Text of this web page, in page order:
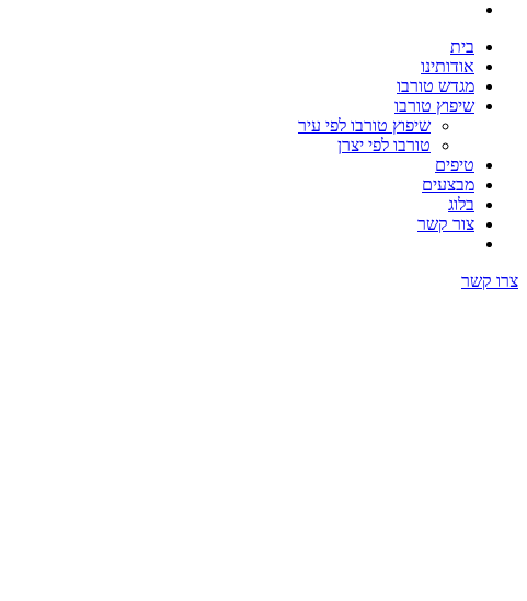
בית
אודותינו
מגדש טורבו
שיפוץ טורבו
שיפוץ טורבו לפי עיר
טורבו לפי יצרן
טיפים
מבצעים
בלוג
צור קשר
צרו קשר